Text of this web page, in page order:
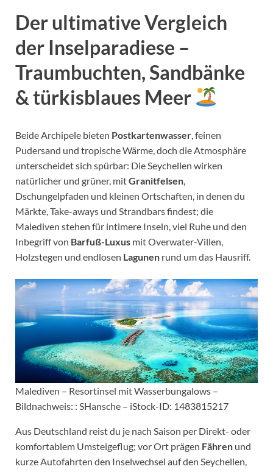
Der ultimative Vergleich
der Inselparadiese –
Traumbuchten, Sandbänke
& türkisblaues Meer
Beide Archipele bieten Postkartenwasser, feinen
Pudersand und tropische Wärme, doch die Atmosphäre
unterscheidet sich spürbar: Die Seychellen wirken
natürlicher und grüner, mitGranitfelsen,
Dschungelpfaden und kleinen Ortschaften, in denen du
Märkte, Take-aways und Strandbars findest; die
Malediven stehen für intimere Inseln, viel Ruhe und den
Inbegriff von Barfuß-Luxus mit Overwater-Villen,
Holzstegen und endlosen Lagunen rund um das Hausriff.
Malediven – Resortinsel mit Wasserbungalows –
Bildnachweis: : SHansche – iStock-ID: 1483815217
Aus Deutschland reist du je nach Saison per Direkt- oder
komfortablem Umsteigeflug; vor Ort prägen Fähren und
kurze Autofahrten den Inselwechsel auf den Seychellen,